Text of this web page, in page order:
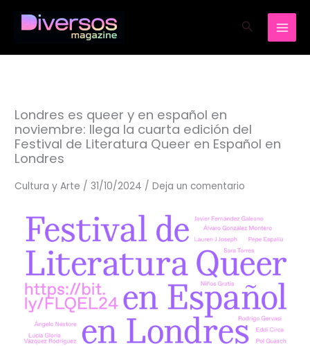
Buscar
Londres es queer y en español en
noviembre: llega la cuarta edición del
Festival de Literatura Queer en Español en
Londres
Cultura y Arte /31/10/2024 /Deja un comentario